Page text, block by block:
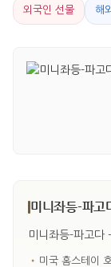
외국인 선물 해
미니좌등-파고
미니좌등-파고다
• 미국 홈스테이